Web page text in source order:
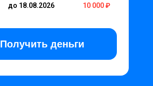
до 18.08.2026 10 000 ₽
Получить деньги